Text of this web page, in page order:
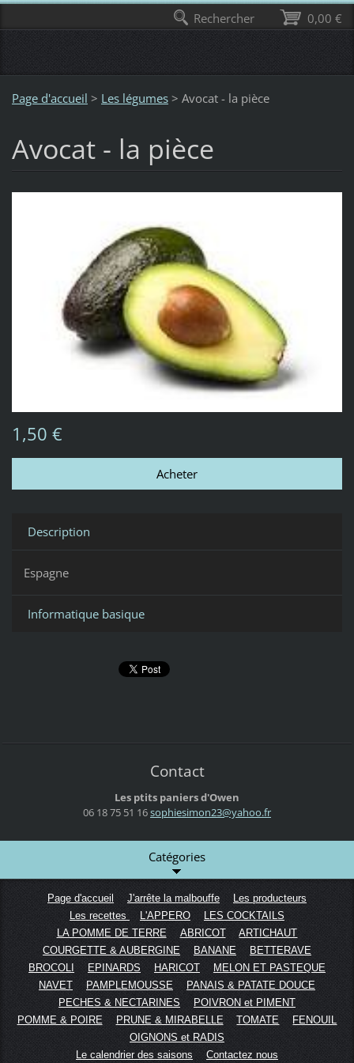
Page d'accueil > Les légumes > Avocat - la pièce
Avocat - la pièce
1,50 €
Description
Espagne
Informatique basique
Contact
Les ptits paniers d'Owen
06 18 75 51 16sophiesimon23@yahoo.fr
Catégories
Page d'accueil J'arrête la malbouffe
Les producteurs
Les recettes
L'APPERO
LES COCKTAILS
LA POMME DE TERRE
ABRICOT
ARTICHAUT
COURGETTE & AUBERGINE
BANANE
BETTERAVE
BROCOLI
EPINARDS HARICOT
MELON ET PASTEQUE
NAVET
PAMPLEMOUSSE
PANAIS & PATATE DOUCE
PECHES & NECTARINES
POIVRON et PIMENT
POMME & POIRE
PRUNE & MIRABELLE TOMATE
FENOUIL
OIGNONS et RADIS
Le calendrier des saisons
Contactez nous
0,00 €
Rechercher